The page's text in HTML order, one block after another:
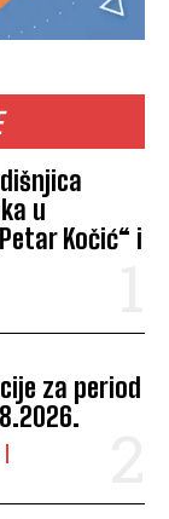
u
Kočić“ i
za period